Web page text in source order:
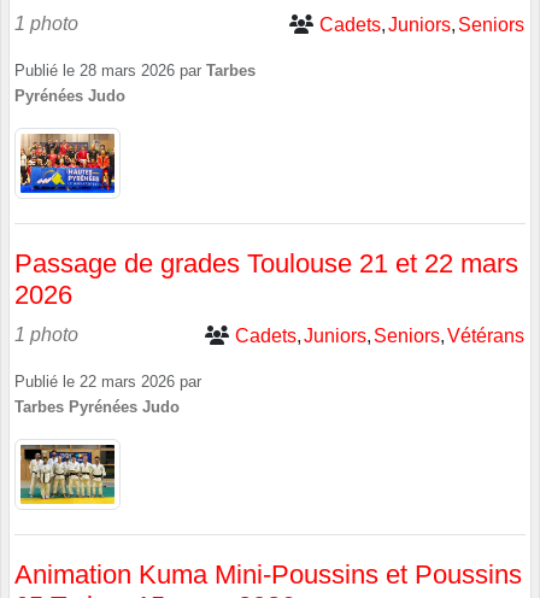
1 photo Cadets Juniors Seniors
Publié le 28 mars 2026 par Tarbes
Pyrénées Judo
Passage de grades Toulouse 21 et 22 mars
2026
1 photo Cadets Juniors Seniors Vétérans
Publié le 22 mars 2026 par
Tarbes Pyrénées Judo
Animation Kuma Mini-Poussins et Poussins